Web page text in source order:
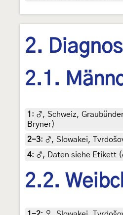
2.
2.1.
1 : ♂, Schweiz,
Bryner)
2-3: ♂, Slowakei,
4: ♂, Daten siehe Etikett
2.2.